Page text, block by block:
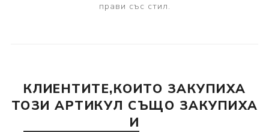
прави със стил.
КЛИЕНТИТЕ,КОИТО ЗАКУПИХА
ТОЗИ АРТИКУЛ СЪЩО ЗАКУПИХА
И